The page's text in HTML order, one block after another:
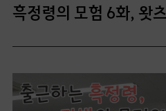
흑정령의 모험 6화, 왓